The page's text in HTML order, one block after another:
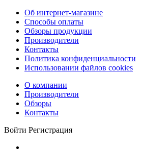
Об интернет-магазине
Способы оплаты
Обзоры продукции
Производители
Контакты
Политика конфиденциальности
Использовании файлов cookies
О компании
Производители
Обзоры
Контакты
Войти Регистрация